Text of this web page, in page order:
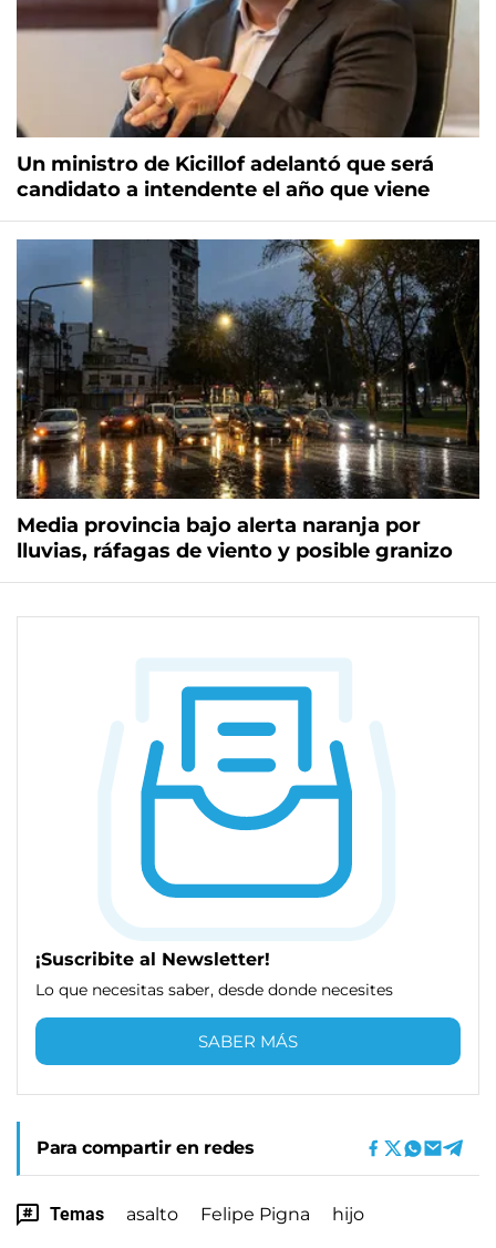
Un ministro de Kicillof adelantó que será
candidato a intendente el año que viene
Media provincia bajo alerta naranja por
lluvias, ráfagas de viento y posible granizo
¡Suscribite al Newsletter!
Lo que necesitas saber, desde donde necesites
SABER MÁS
Para compartir en redes
Temas asalto Felipe Pigna hijo